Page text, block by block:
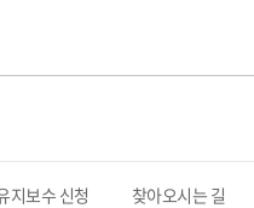
지보수 신청 찾아오시는 길